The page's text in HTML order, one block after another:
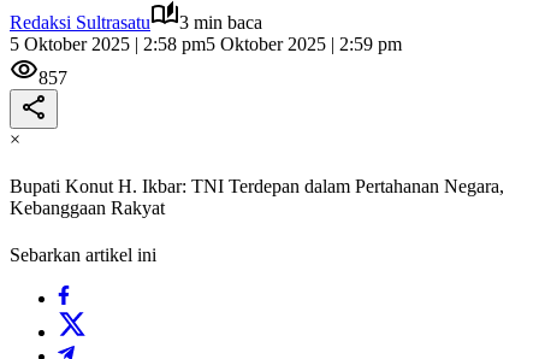
Redaksi Sultrasatu
3 min baca
5 Oktober 2025 | 2:58 pm5 Oktober 2025 | 2:59 pm
857
×
Bupati Konut H. Ikbar: TNI Terdepan dalam Pertahanan Negara,
Kebanggaan Rakyat
Sebarkan artikel ini